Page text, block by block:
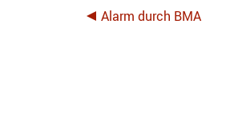
Alarm durch BMA